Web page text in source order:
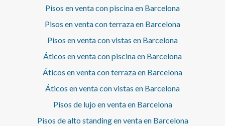
renta, y por ello, de conformidad con la LAU, no es de
alquiler. Cédula de habitabilidad: CHB00417712*** Se
omiten los últimos tres dígitos para preservar el uso
disponible bajo solicitud de los interesados.
por conductos • Suelos de parquet, que aportan calidez •
Persianas eléctricas • Excelente aislamiento y
cerramientos • Todo nuevo, impecable y a estrenar Un
piso que conserva el alma de la Barcelona modernista y
pensado para quienes desean vivir el Eixample con estilo,
tranquilidad y máxima comodidad, rodeado de la mejor
en una de las ubicaciones más deseadas de la ciudad.* En
cumplimiento de la Ley 12/2023 y la Ley 18/2007
informamos que:Índice de R.P.LL: 24,00 € / m2 Respecto a
la presente propiedad no existe certificado informativo
Pisos en venta con piscina en Barcelona
Pisos en venta con terraza en Barcelona
Pisos en venta con vistas en Barcelona
Áticos en venta con piscina en Barcelona
Áticos en venta con terraza en Barcelona
Áticos en venta con vistas en Barcelona
Pisos de lujo en venta en Barcelona
Pisos de alto standing en venta en Barcelona